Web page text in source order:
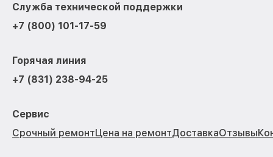
Служба технической поддержки
+7 (800) 101-17-59
Горячая линия
+7 (831) 238-94-25
Сервис
Срочный ремонтЦена на ремонтДоставкаОтзывы